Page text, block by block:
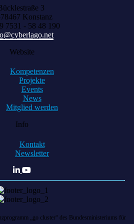
3
Konstanz
7531 - 58 48 190
Website
Kompetenzen
Projekte
Events
News
Mitglied werden
Info
Kontakt
Newsletter
„go cluster“ des Bundesministeriums für